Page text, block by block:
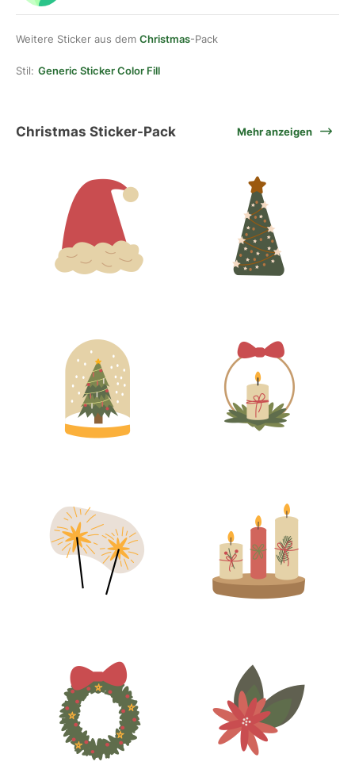
Weitere Sticker aus dem Christmas-Pack
Stil: Generic Sticker Color Fill
Christmas Sticker-Pack Mehr anzeigen